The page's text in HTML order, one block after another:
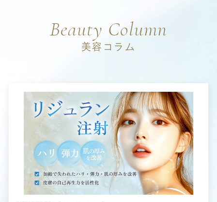
Beauty Column
美容コラム